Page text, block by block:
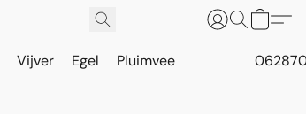
Vijver Egel Pluimvee